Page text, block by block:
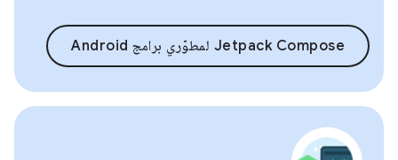
Jetpack Compose لمطوّري برامج Android